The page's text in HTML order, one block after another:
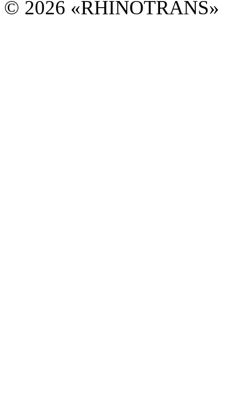
© 2026 «RHINOTRANS»